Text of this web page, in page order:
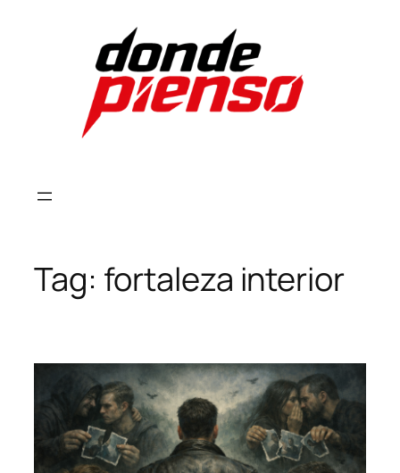
Tag: fortaleza interior